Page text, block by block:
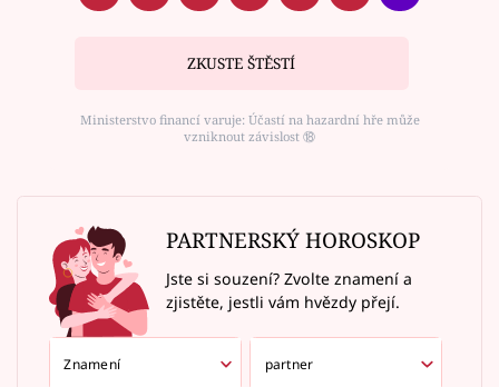
ZKUSTE ŠTĚSTÍ
Ministerstvo financí varuje: Účastí na hazardní hře může
vzniknout závislost ⑱
PARTNERSKÝ HOROSKOP
Jste si souzení? Zvolte znamení a
zjistěte, jestli vám hvězdy přejí.